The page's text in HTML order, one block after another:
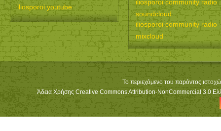
iliosporoi youtube
iliosporoi community radio
soundcloud
iliosporoi community radio
mixcloud
Το περιεχόμενο του παρόντος
Άδεια Χρήσης Creative Commons Attribution-NonCommercial 3.0